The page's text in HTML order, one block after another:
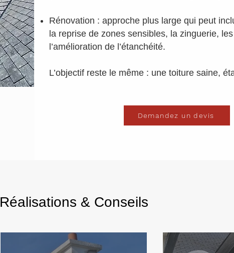
Rénovation : approche plus large qui peut
la reprise de zones sensibles, la zinguerie,
l’amélioration de l’étanchéité.
L’objectif reste le même : une toiture saine,
Demandez un devis
Réalisations & Conseils